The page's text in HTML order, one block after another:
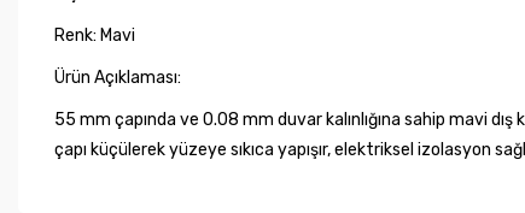
Renk: Mavi
Ürün Açıklaması:
55 mm çapında ve 0.08 mm duvar kalınlığına sahip mavi
çapı küçülerek yüzeye sıkıca yapışır, elektriksel izolasyon